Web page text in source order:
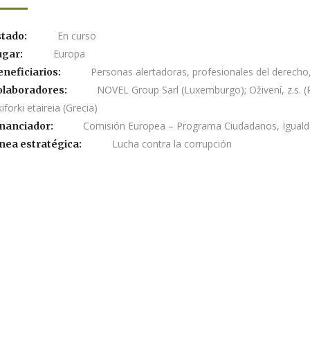
En curso
Europa
Personas alertadoras, profesionales del
NOVEL Group Sarl (Luxemburgo); Oživení,
etaireia (Grecia)
Comisión Europea – Programa Ciudadanos,
estratégica: Lucha contra la corrupción